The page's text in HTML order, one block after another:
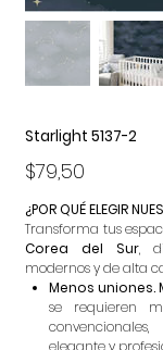
Starlight 5137-2
Precio
$79,50
¿POR QUÉ ELEGIR
Transforma tus
Corea del Sur,
modernos y de alta
Menos uniones.
se requieren
elegante y